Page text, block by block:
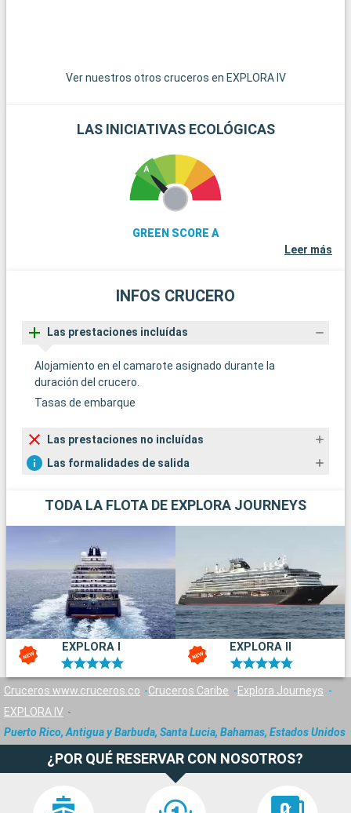
Ver nuestros otros cruceros en EXPLORA IV
LAS INICIATIVAS ECOLÓGICAS
GREEN SCORE A
Leer más
INFOS CRUCERO
Las prestaciones incluídas
Alojamiento en el camarote asignado durante la
duración del crucero.
Tasas de embarque
Las prestaciones no incluídas
Las formalidades de salida
TODA LA FLOTA DE EXPLORA JOURNEYS
EXPLORA I EXPLORA II
Cruceros www.cruceros.co Cruceros Caribe
Explora Journeys
EXPLORA IV
Puerto Rico, Antigua y Barbuda, Santa Lucia, Bahamas, Estados Unidos
¿POR QUÉ RESERVAR CON NOSOTROS?